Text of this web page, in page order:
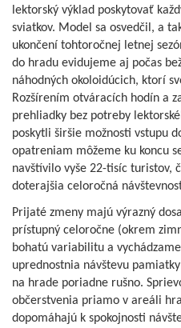
lektorský výklad poskytovať
sviatkov. Model sa osvedčil, a
ukončení tohtoročnej letnej
do hradu evidujeme aj počas
náhodných okoloidúcich, ktorí
Rozšírením otváracích hodín a
prehliadky bez potreby
poskytli širšie možnosti vstupu
opatreniam môžeme ku koncu
navštívilo vyše 22-tisíc turistov,
doterajšia celoročná
Prijaté zmeny majú výrazný
prístupný celoročne (okrem
bohatú variabilitu a
uprednostnia návštevu
na hrade poriadne rušno.
občerstvenia priamo v areáli
dopomáhajú k spokojnosti